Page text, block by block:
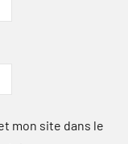
mon site dans le